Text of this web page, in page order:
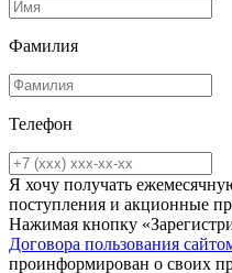
Фамилия
Телефон
Я хочу получать
поступления и акционные
Нажимая кнопку
Договора пользования
проинформирован о своих